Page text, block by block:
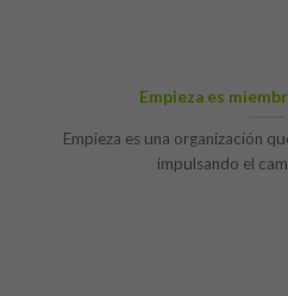
Empieza es
Empieza es una organización
impulsando el